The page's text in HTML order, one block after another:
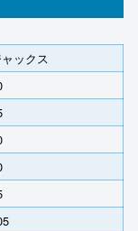
ックス